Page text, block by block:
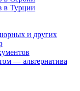
в Турции
и других
— альтернатива